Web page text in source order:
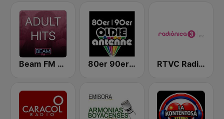
Beam FM - Adult Hits 80er 90er OLDIE ANTENNE RTVC Radiónica 3